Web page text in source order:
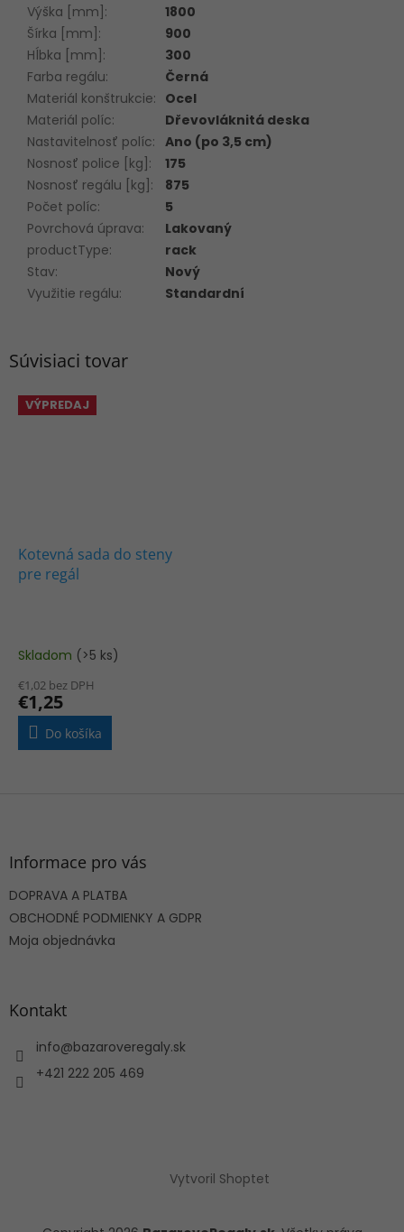
Súvisiaci tovar
VÝPREDAJ
Kotevná sada do steny
pre regál
Skladom (>5 ks)
€1,02 bez DPH
€1,25
Do košíka
Výška [mm] :
1800
Šírka [mm] :
900
Hĺbka [mm] :
300
Farba regálu:
Černá
Materiál konštrukcie: Ocel
Materiál políc:
Dřevovláknitá deska
Nastavitelnosť políc: Ano (po 3,5 cm)
Nosnosť police [kg] :
175
Nosnosť regálu [kg] :
875
Počet políc:
5
Povrchová úprava:
Lakovaný
productType:
rack
Stav:
Nový
Využitie regálu: Standardní
Informace pro vás
DOPRAVA A PLATBA
OBCHODNÉ PODMIENKY A GDPR
Moja objednávka
Kontakt
info@bazaroveregaly.sk
+421 222 205 469
Vytvoril Shoptet